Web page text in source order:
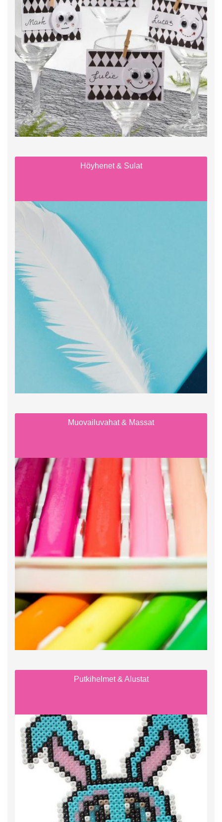
Höyhenet & Sulat
Muovailuvahat & Massat
Putkihelmet & Alustat